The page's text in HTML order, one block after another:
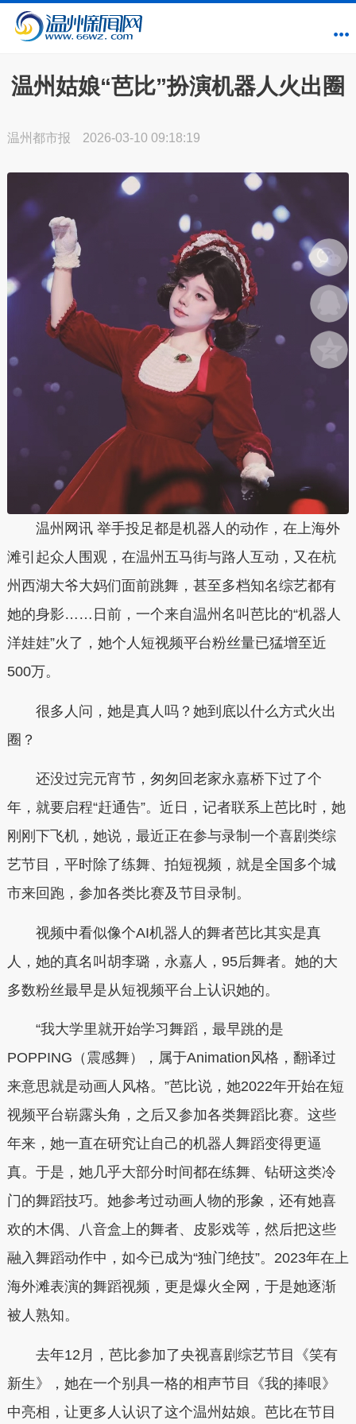
温州姑娘“芭比”扮演机器人火出圈
温州都市报 2026-03-10 09:18:19
温州网讯 举手投足都是机器人的动作，在上海外
滩引起众人围观，在温州五马街与路人互动，又在杭
州西湖大爷大妈们面前跳舞，甚至多档知名综艺都有
她的身影……日前，一个来自温州名叫芭比的“机器人
洋娃娃”火了，她个人短视频平台粉丝量已猛增至近
500万。
很多人问，她是真人吗？她到底以什么方式火出
圈？
还没过完元宵节，匆匆回老家永嘉桥下过了个
年，就要启程“赶通告”。近日，记者联系上芭比时，她
刚刚下飞机，她说，最近正在参与录制一个喜剧类综
艺节目，平时除了练舞、拍短视频，就是全国多个城
市来回跑，参加各类比赛及节目录制。
视频中看似像个AI机器人的舞者芭比其实是真
人，她的真名叫胡李璐，永嘉人，95后舞者。她的大
多数粉丝最早是从短视频平台上认识她的。
“我大学里就开始学习舞蹈，最早跳的是
POPPING（震感舞），属于Animation风格，翻译过
来意思就是动画人风格。”芭比说，她2022年开始在短
视频平台崭露头角，之后又参加各类舞蹈比赛。这些
年来，她一直在研究让自己的机器人舞蹈变得更逼
真。于是，她几乎大部分时间都在练舞、钻研这类冷
门的舞蹈技巧。她参考过动画人物的形象，还有她喜
欢的木偶、八音盒上的舞者、皮影戏等，然后把这些
融入舞蹈动作中，如今已成为“独门绝技”。2023年在上
海外滩表演的舞蹈视频，更是爆火全网，于是她逐渐
被人熟知。
去年12月，芭比参加了央视喜剧综艺节目《笑有
新生》，她在一个别具一格的相声节目《我的捧哏》
中亮相，让更多人认识了这个温州姑娘。芭比在节目